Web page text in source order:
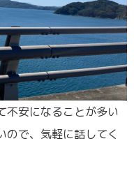
安になることが多い
ので、気軽に話してく